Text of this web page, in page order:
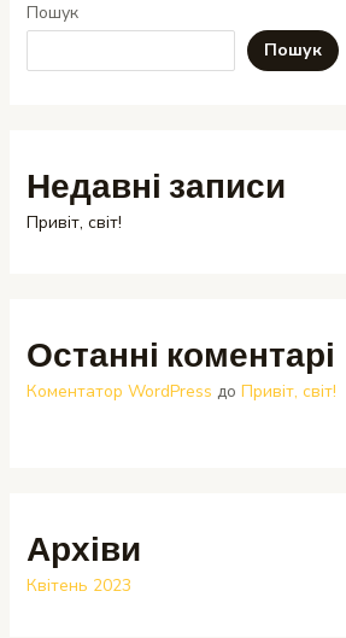
Пошук
Пошук
Недавні записи
Привіт, світ!
Останні коментарі
Коментатор WordPress до Привіт, світ!
Архіви
Квітень 2023